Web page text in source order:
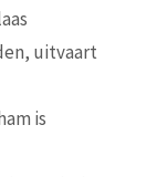
, uitvaart
is